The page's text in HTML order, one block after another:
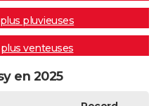
pluvieuses
venteuses
en 2025